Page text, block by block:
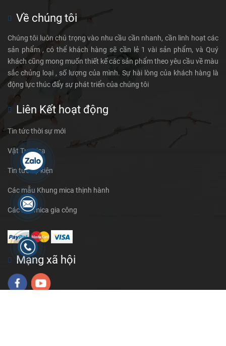
Về chúng tôi
Chúng tôi luôn chú trọng vào nhu cầu cần nhanh, cần linh hoạt các
sản phẩm , có thể khách hàng sẽ cần lẻ 1 vài sản phẩm, và Quý
khách cũng mong muốn thiết kế các sản phẩm theo yêu cầu về màu
sắc chủng loại , số lượng của mình. Sự hài lòng của khách hàng là
động lực thúc đẩy sự phát triển của chúng tôi
Liên Kết hoạt động
Tin tức thời sự mới
Vật Tư mica
Tin tức sự kiện
Các mẫu Khung mica thịnh hành
Các loại mica gia công
Mạng xã hội